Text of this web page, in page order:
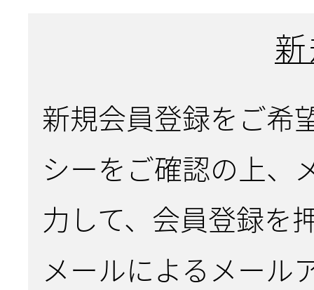
新規会員登録をご希
シーをご確認の上、
力して、会員登録を
メールによるメール